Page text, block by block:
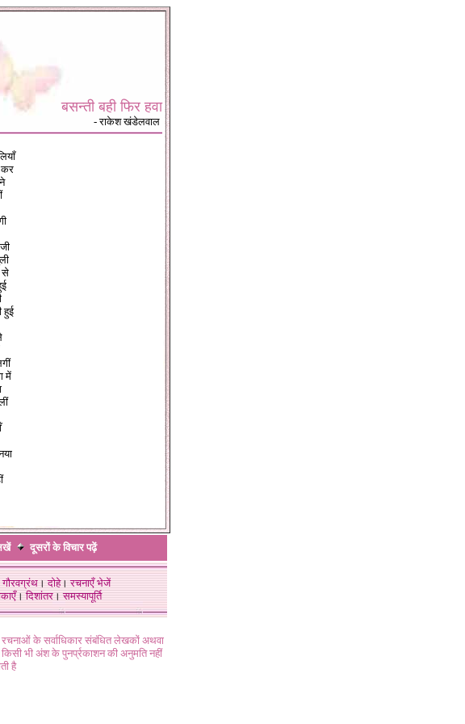
बसन्ती बही फिर हवा
- राकेश खंडेलवाल
कर
से
हुई
में
दूसरों के विचारपढ़ें
गौरवग्रंथ।दोहे।रचनाएँ भेजें
। दिशांतर। समस्यापूर्ति
रचनाओं के सर्वाधिकार संबंधित लेखकों अथवा
भी अंश के पुनर्प्रकाशन की अनुमति नहीं
है